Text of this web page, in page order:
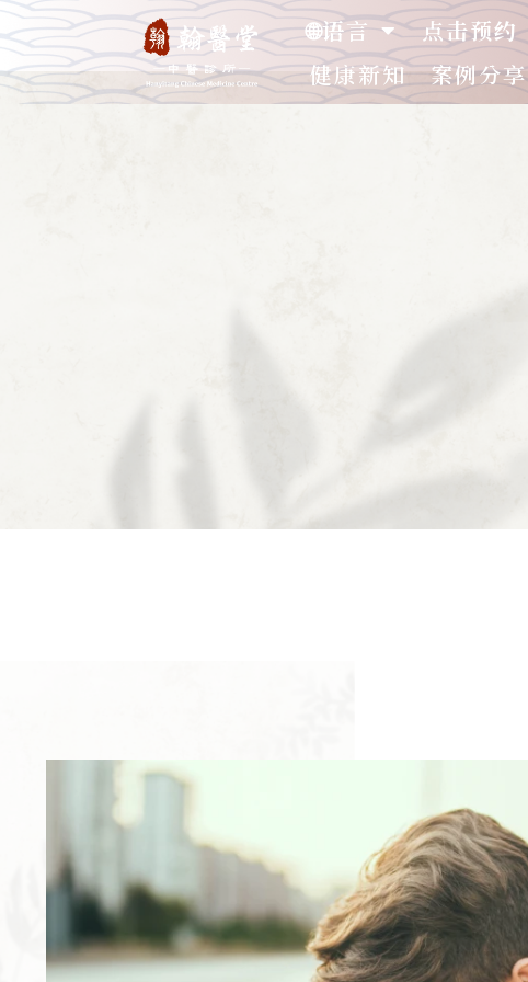
🌐语言 点击预约
健康新知
案例分享